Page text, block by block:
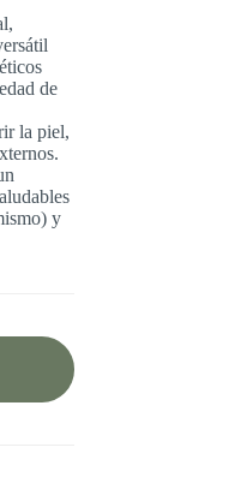
de
la piel,
y